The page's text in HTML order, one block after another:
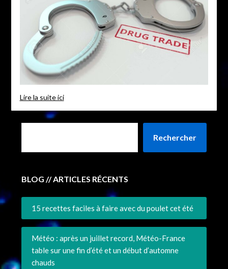
Lire la suite ici
Rechercher
BLOG // ARTICLES RÉCENTS
15 recettes faciles à faire avec du poulet cet été
Météo : après un juillet record, Météo-France
table sur une fin d’été et un début d’automne
chauds